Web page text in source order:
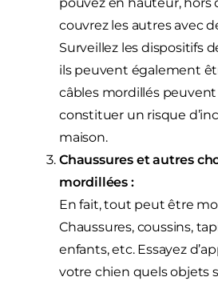
couvrez les autres avec
Surveillez les dispositifs
ils peuvent également
câbles mordillés
constituer un risque
maison.
Chaussures et autres
mordillées :
En fait, tout peut être
Chaussures, coussins,
enfants, etc. Essayez
votre chien quels objets